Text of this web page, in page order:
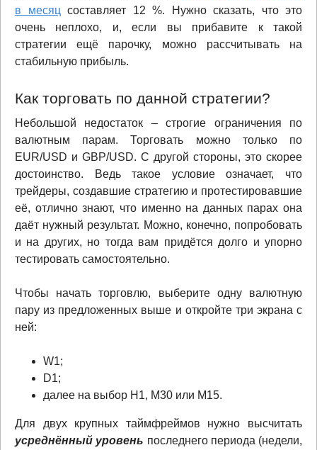
в месяц составляет 12 %. Нужно сказать, что это
очень неплохо, и, если вы прибавите к такой
стратегии ещё парочку, можно рассчитывать на
стабильную прибыль.
Как торговать по данной стратегии?
Небольшой недостаток – строгие ограничения по
валютным парам. Торговать можно только по
EUR/USD и GBP/USD. С другой стороны, это скорее
достоинство. Ведь такое условие означает, что
трейдеры, создавшие стратегию и протестировавшие
её, отлично знают, что именно на данных парах она
даёт нужный результат. Можно, конечно, попробовать
и на других, но тогда вам придётся долго и упорно
тестировать самостоятельно.
Чтобы начать торговлю, выберите одну валютную
пару из предложенных выше и откройте три экрана с
ней:
W1;
D1;
далее на выбор Н1, М30 или М15.
Для двух крупных таймфреймов нужно высчитать
усреднённый уровень последнего периода (недели,